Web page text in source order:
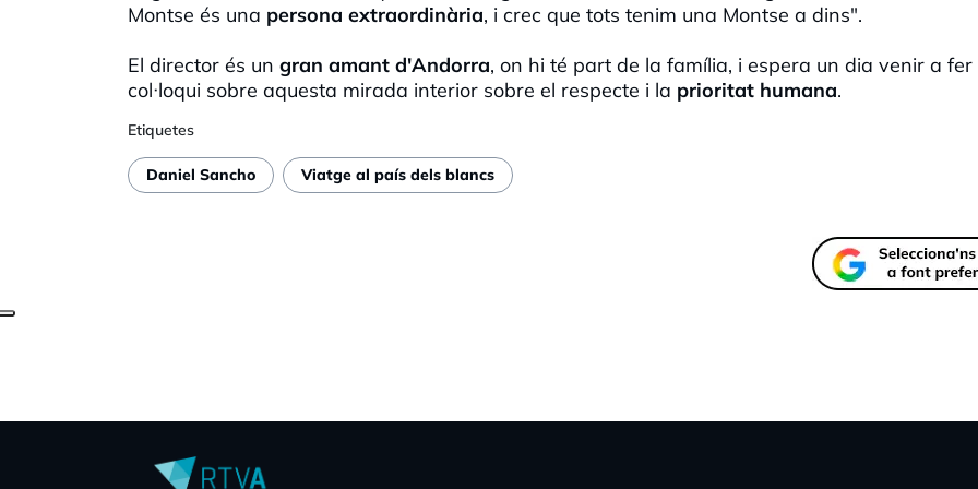
Montse és una persona extraordinària, i crec que tots tenim una Montse a dins".
El director és un gran amant d'Andorra, on hi té part de la família, i espera un dia venir a fer
col·loqui sobre aquesta mirada interior sobre el respecte i la prioritat humana.
Etiquetes
Daniel Sancho Viatge al país dels blancs